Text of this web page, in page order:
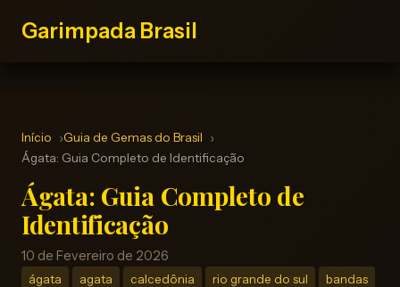
Garimpada Brasil
Início
Guia de Gemas do Brasil
Ágata: Guia Completo de Identificação
Ágata: Guia Completo de
Identificação
10 de Fevereiro de 2026
ágata agata calcedônia rio grande do sul bandas